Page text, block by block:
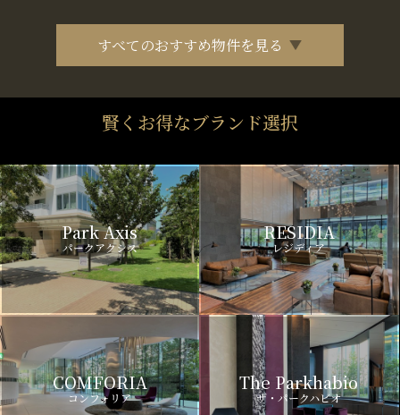
すべてのおすすめ物件を見る
賢くお得なブランド選択
Park Axis
パークアクシス
RESIDIA
レジディア
COMFORIA
コンフォリア
The Parkhabio
ザ・パークハビオ